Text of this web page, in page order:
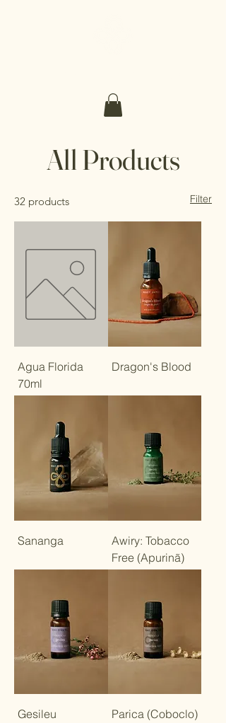
All Products
32 products Filter
Agua Florida
70ml
Dragon's Blood
Sananga
Awiry: Tobacco
Free (Apurinã)
Gesileu
Parica (Coboclo)